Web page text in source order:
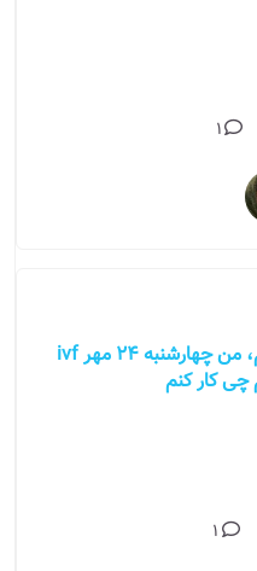
1
سلام خانمی 37 سالبه هستم، من چهارشنبه ۲۴ مهر ivf
1